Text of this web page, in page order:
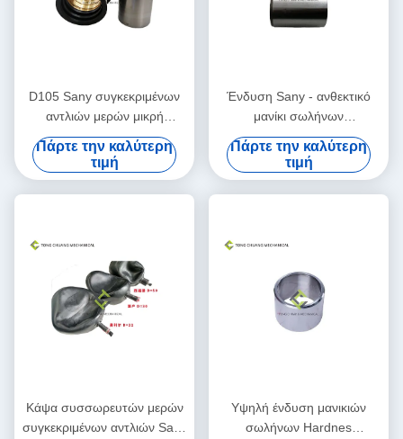
D105 Sany συγκεκριμένων
αντλιών μερών μικρή
συνέλευση φραγμών τελών
φέρουσα
Πάρτε την καλύτερη
τιμή
Ένδυση Sany - ανθεκτικό
μανίκι σωλήνων
σκυροδέματος χάλυβα για το
σκυρόδεμα
Πάρτε την καλύτερη
τιμή
Κάψα συσσωρευτών μερών
συγκεκριμένων αντλιών Sany
Υψηλή ένδυση μανικιών
σωλήνων Hardnes